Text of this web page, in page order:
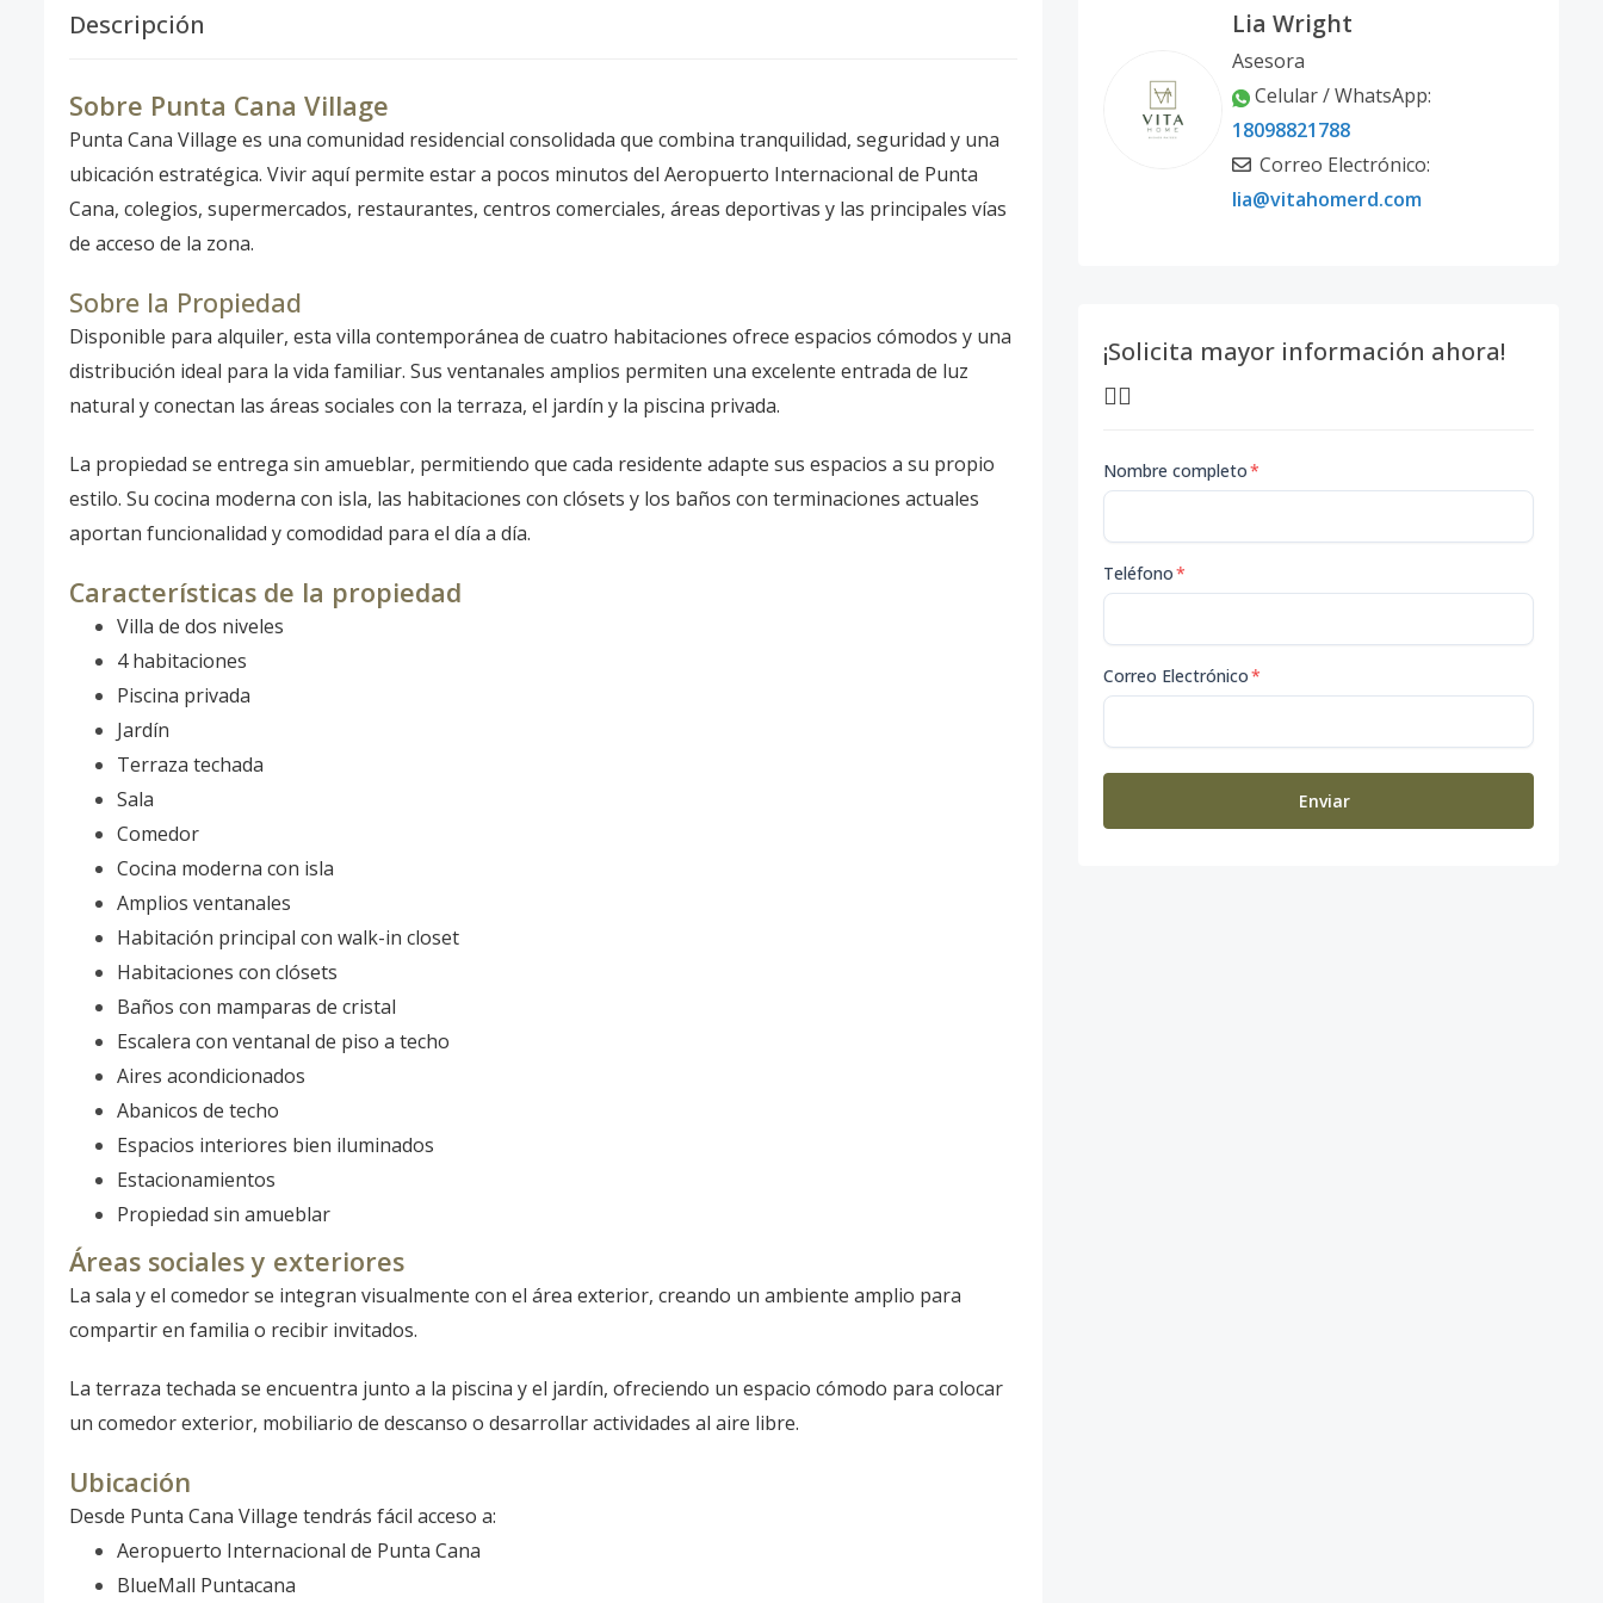
Descripción
Sobre Punta Cana Village
Punta Cana Village es una comunidad residencial consolidada que combina tranquilidad, seguridad y una
ubicación estratégica. Vivir aquí permite estar a pocos minutos del Aeropuerto Internacional de Punta
Cana, colegios, supermercados, restaurantes, centros comerciales, áreas deportivas y las principales vías
de acceso de la zona.
Sobre la Propiedad
Disponible para alquiler, esta villa contemporánea de cuatro habitaciones ofrece espacios cómodos y una
distribución ideal para la vida familiar. Sus ventanales amplios permiten una excelente entrada de luz
natural y conectan las áreas sociales con la terraza, el jardín y la piscina privada.
La propiedad se entrega sin amueblar, permitiendo que cada residente adapte sus espacios a su propio
estilo. Su cocina moderna con isla, las habitaciones con clósets y los baños con terminaciones actuales
aportan funcionalidad y comodidad para el día a día.
Características de la propiedad
Villa de dos niveles
4 habitaciones
Piscina privada
Jardín
Terraza techada
Sala
Comedor
Cocina moderna con isla
Amplios ventanales
Habitación principal con walk-in closet
Habitaciones con clósets
Baños con mamparas de cristal
Escalera con ventanal de piso a techo
Aires acondicionados
Abanicos de techo
Espacios interiores bien iluminados
Estacionamientos
Propiedad sin amueblar
Áreas sociales y exteriores
La sala y el comedor se integran visualmente con el área exterior, creando un ambiente amplio para
compartir en familia o recibir invitados.
La terraza techada se encuentra junto a la piscina y el jardín, ofreciendo un espacio cómodo para colocar
un comedor exterior, mobiliario de descanso o desarrollar actividades al aire libre.
Ubicación
Desde Punta Cana Village tendrás fácil acceso a:
Aeropuerto Internacional de Punta Cana
BlueMall Puntacana
Lia Wright
Asesora
Celular / WhatsApp:
18098821788
Correo Electrónico:
lia@vitahomerd.com
¡Solicita mayor información ahora!
👇🏽
Nombre completo*
Teléfono*
Correo Electrónico*
Enviar